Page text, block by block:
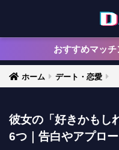
おすすめマッ
ホーム デート・恋愛
彼女の「好きかもし
6つ｜告白やアプロ